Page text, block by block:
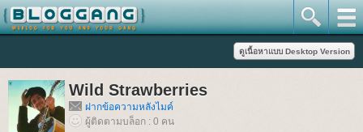
Wild Strawberries
ฝากข้อความหลังไมค์
ผู้ติดตามบล็อก : 0 คน